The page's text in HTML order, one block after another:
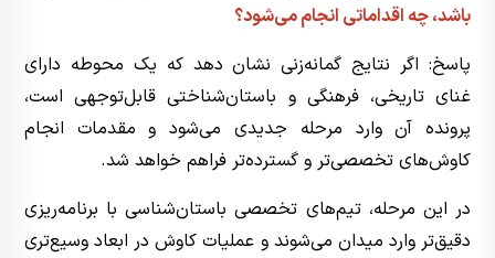
باشد، چه اقداماتی انجام می‌شود؟
پاسخ: اگر نتایج گمانه‌زنی نشان دهد که یک محوطه دارای
غنای تاریخی، فرهنگی و باستان‌شناختی قابل‌توجهی است،
پرونده آن وارد مرحله جدیدی می‌شود و مقدمات انجام
کاوش‌های تخصصی‌تر و گسترده‌تر فراهم خواهد شد.
در این مرحله، تیم‌های تخصصی باستان‌شناسی با برنامه‌ریزی
دقیق‌تر وارد میدان می‌شوند و عملیات کاوش در ابعاد وسیع‌تری